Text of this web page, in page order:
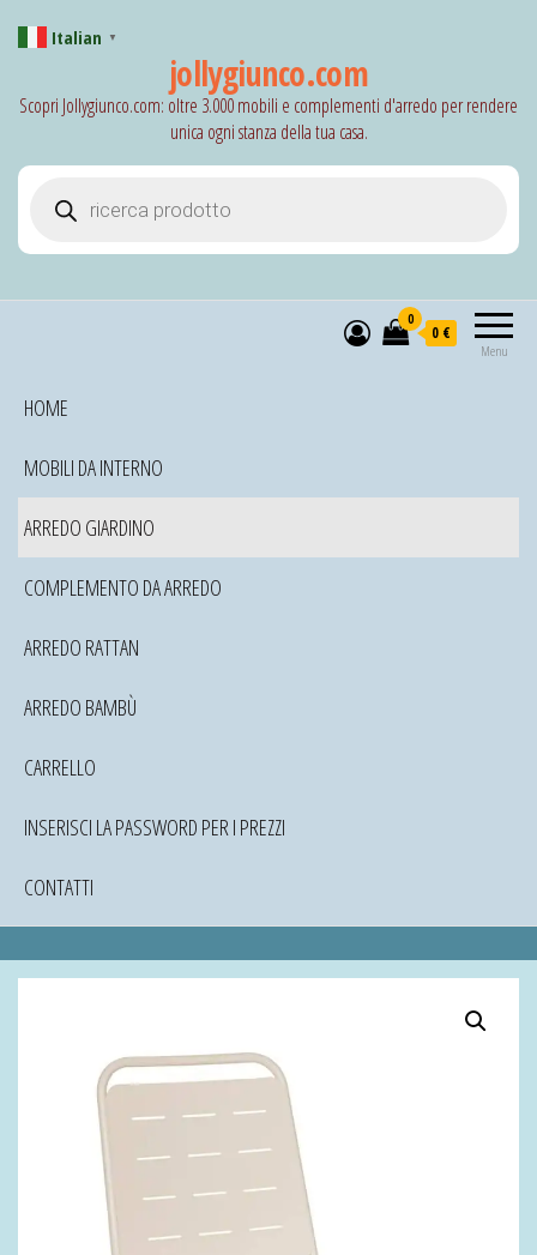
jollygiunco.com
Scopri Jollygiunco.com: oltre 3.000 mobili e complementi d'arredo per rendere
unica ogni stanza della tua casa.
Menu
0
0 €
HOME
MOBILI DA INTERNO
ARREDO GIARDINO
COMPLEMENTO DA ARREDO
ARREDO RATTAN
ARREDO BAMBÙ
CARRELLO
INSERISCI LA PASSWORD PER I PREZZI
CONTATTI
Italian ▼